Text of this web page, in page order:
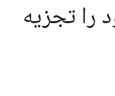
را تجزیه